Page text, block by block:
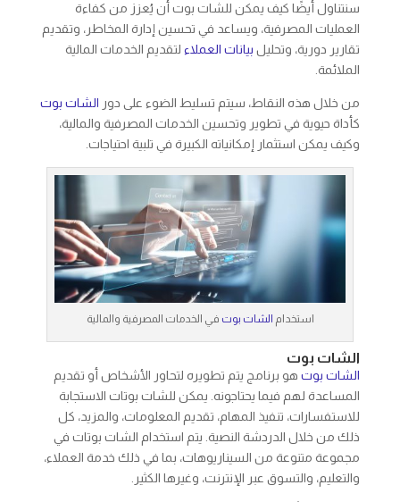
سنتناول أيضًا كيف يمكن للشات بوت أن يُعزز من كفاءة
العمليات المصرفية، ويساعد في تحسين إدارة المخاطر، وتقديم
تقارير دورية، وتحليل بيانات العملاءلتقديم الخدمات المالية
الملائمة.
من خلال هذه النقاط، سيتم تسليط الضوء على دور الشات بوت
كأداة حيوية في تطوير وتحسين الخدمات المصرفية والمالية،
وكيف يمكن استثمار إمكانياته الكبيرة في تلبية احتياجات.
استخدام الشات بوت في الخدمات المصرفية والمالية
الشات بوت
الشات بوتهو برنامج يتم تطويره لتحاور الأشخاص أو تقديم
المساعدة لهم فيما يحتاجونه. يمكن للشات بوتات الاستجابة
للاستفسارات، تنفيذ المهام، تقديم المعلومات، والمزيد، كل
ذلك من خلال الدردشة النصية. يتم استخدام الشات بوتات في
مجموعة متنوعة من السيناريوهات، بما في ذلك خدمة العملاء،
والتعليم، والتسوق عبر الإنترنت، وغيرها الكثير.